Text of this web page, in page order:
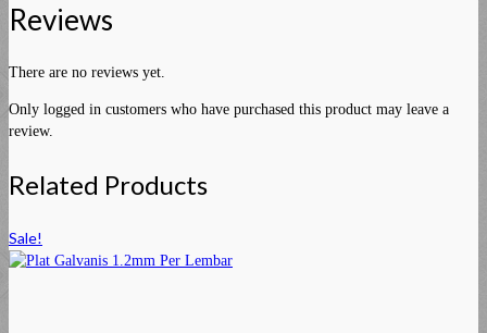
Reviews
There are no reviews yet.
Only logged in customers who have purchased this product may leave a
review.
Related Products
Sale!